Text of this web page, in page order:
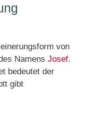
von
Namens Josef.
bedeutet der
gibt